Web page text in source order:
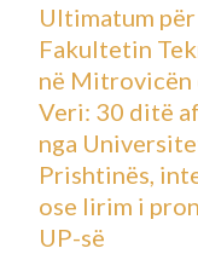
Ultimatum për
Fakultetin
në Mitrovicën
Veri: 30 ditë
nga
Prishtinës,
ose lirim i
UP-së